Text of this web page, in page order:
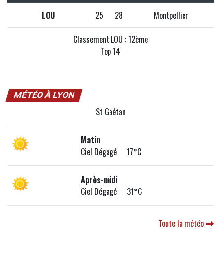
LOU 25 28 Montpellier
Classement LOU : 12ème
Top 14
MÉTÉO À LYON
St Gaétan
Matin
Ciel Dégagé 17°C
Après-midi
Ciel Dégagé 31°C
Toute la météo